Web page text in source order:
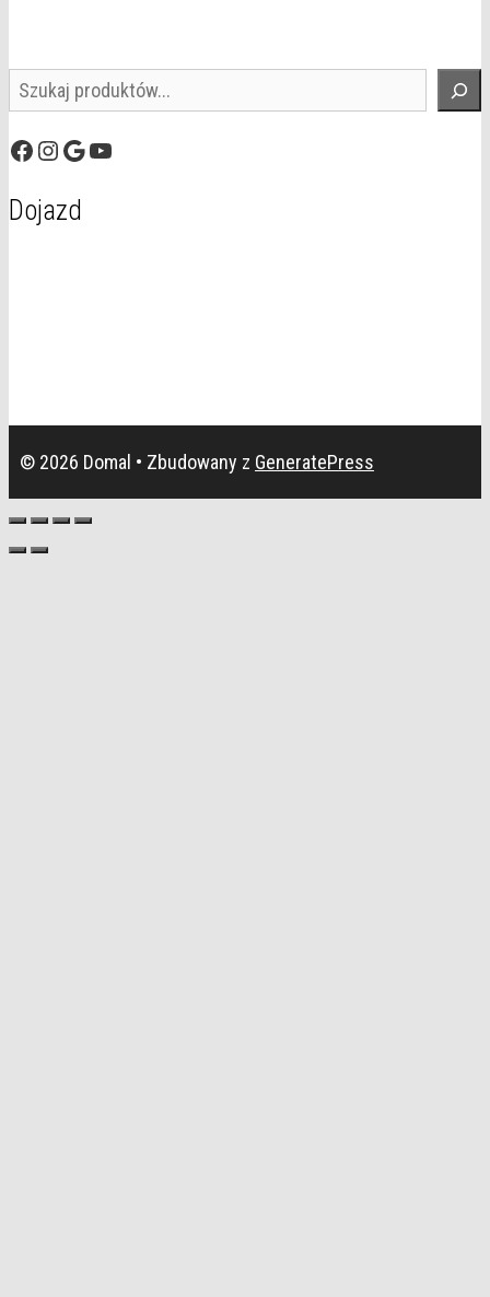
Szukaj
Facebook
Instagram
GoogleYouTube
Dojazd
© 2026 Domal • Zbudowany z GeneratePress